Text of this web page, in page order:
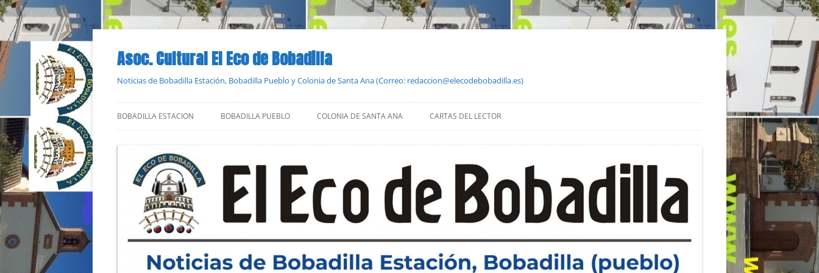
Saltar
contenido
Asoc. Cultural El Eco de Bobadilla
Noticias de Bobadilla Estación, Bobadilla Pueblo y Colonia de Santa Ana (Correo: redaccion@elecodebobadilla.es)
BOBADILLA ESTACION BOBADILLA PUEBLO COLONIA DE SANTA ANA CARTAS DEL LECTOR